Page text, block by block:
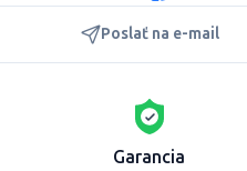
Poslať na e-mail
Garancia